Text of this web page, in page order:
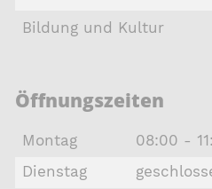
Bildung und Kultur
Öffnungszeiten
Montag 08:00 -
Dienstag